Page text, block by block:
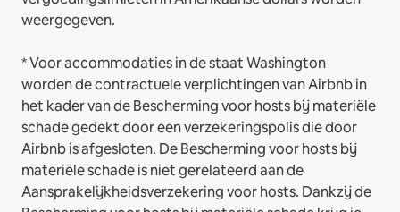
weergegeven.
* Voor accommodaties in de staat Washington
worden de contractuele verplichtingen van Airbnb in
het kader van de Bescherming voor hosts bij materiële
schade gedekt door een verzekeringspolis die door
Airbnb is afgesloten. De Bescherming voor hosts bij
materiële schade is niet gerelateerd aan de
Aansprakelijkheidsverzekering voor hosts. Dankzij de